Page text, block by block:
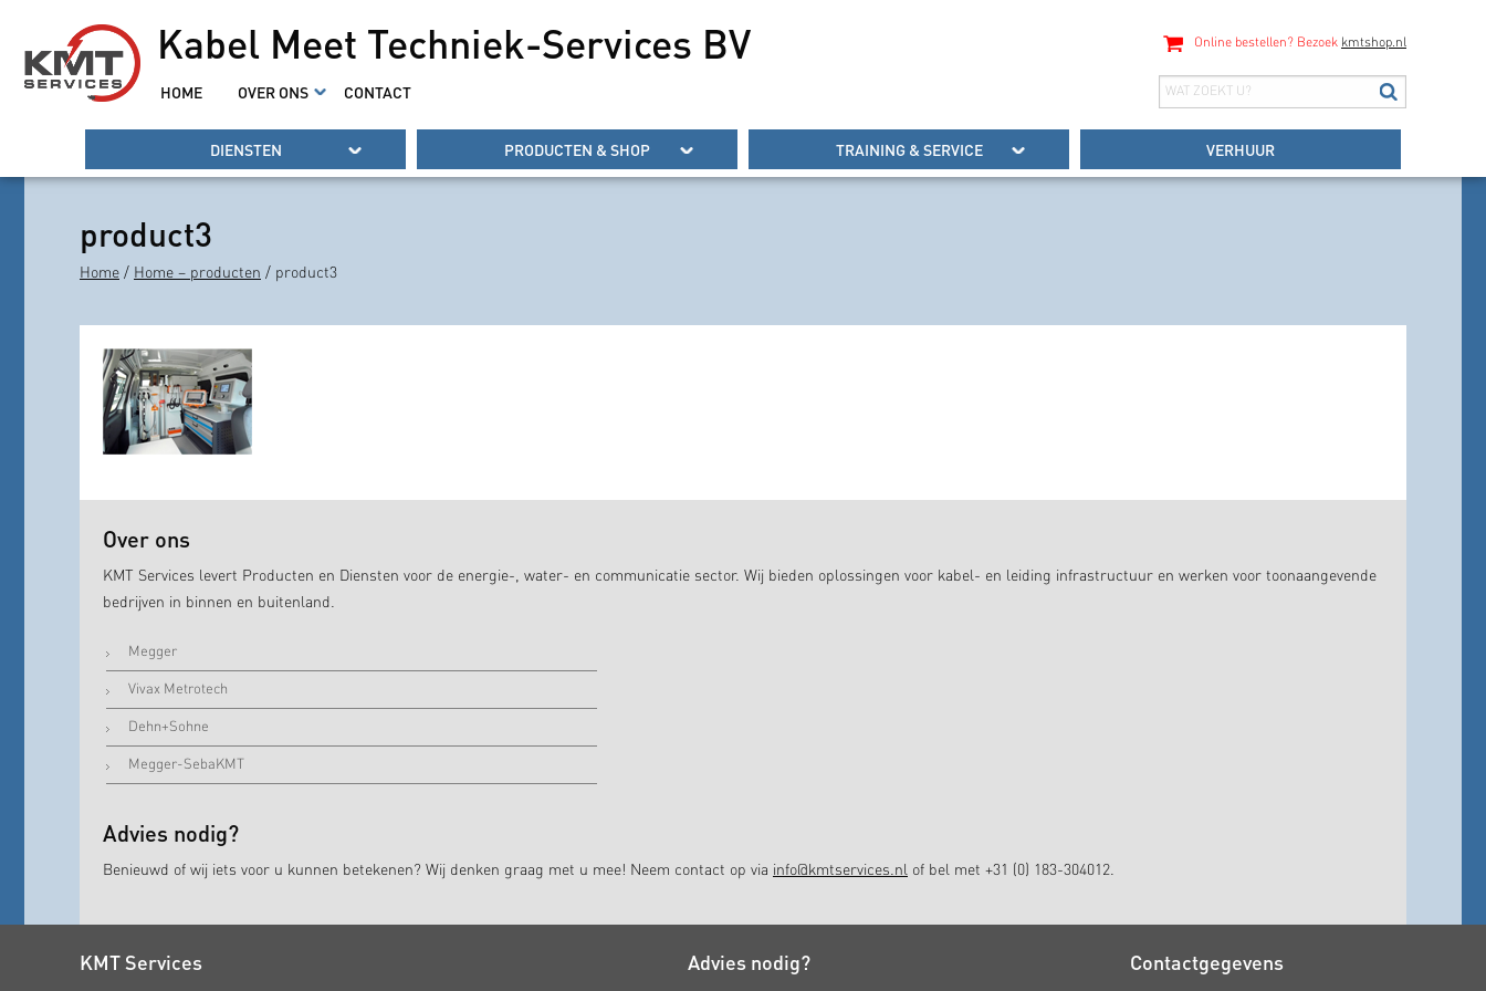
Kabel Meet Techniek-Services BV
HOME OVER ONS CONTACT
Online bestellen? Bezoek kmtshop.nl
DIENSTEN PRODUCTEN & SHOP TRAINING & SERVICE VERHUUR
product3
Home / Home – producten / product3
Over ons
KMT Services levert Producten en Diensten voor de energie-, water- en communicatie sector. Wij bieden oplossingen voor kabel- en leiding infrastructuur en werken voor toonaangevende
bedrijven in binnen en buitenland.
Megger
Vivax Metrotech
Dehn+Sohne
Megger-SebaKMT
Advies nodig?
Benieuwd of wij iets voor u kunnen betekenen? Wij denken graag met u mee! Neem contact op via info@kmtservices.nl of bel met +31 (0) 183-304012.
KMT Services Advies nodig? Contactgegevens